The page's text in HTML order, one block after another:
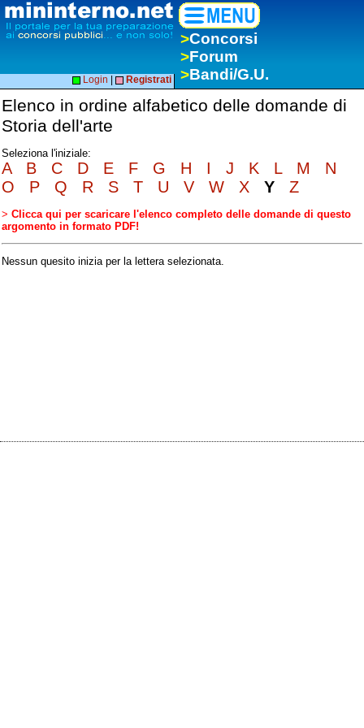
>Concorsi
>Forum
>Bandi/G.U.
Login Registrati
Elenco in ordine alfabetico delle domande di
Storia dell'arte
Seleziona l'iniziale:
A B C D E F G H I J K L M
N
O
P Q R S T U V W X Y Z
> Clicca qui per scaricare l'elenco completo delle domande di questo
argomento in formato PDF!
Nessun quesito inizia per la lettera selezionata.